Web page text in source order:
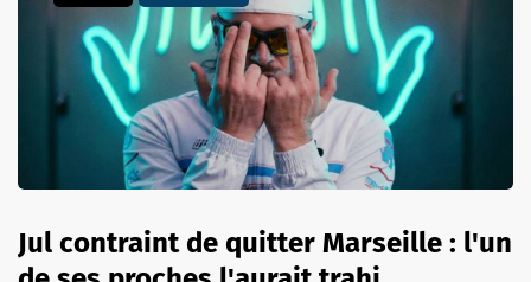
Jul contraint de quitter Marseille : l'un